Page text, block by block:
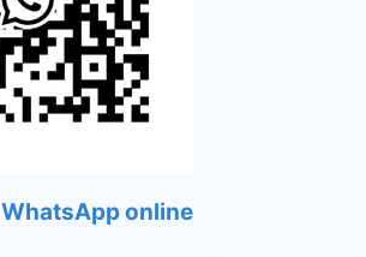
WhatsApp online